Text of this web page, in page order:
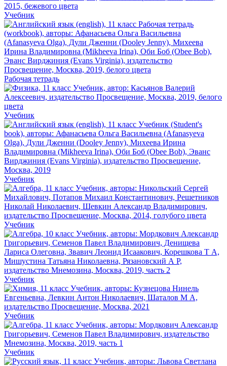
Учебник
Рабочая тетрадь
Учебник
Учебник
Учебник
Учебник
Учебник
Учебник